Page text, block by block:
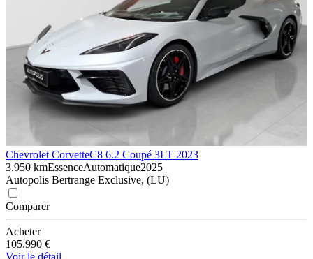
Chevrolet CorvetteC8 6.2 Coupé 3LT 2023
3.950 kmEssenceAutomatique2025
Autopolis Bertrange Exclusive, (LU)
Comparer
Acheter
105.990 €
Voir le détail